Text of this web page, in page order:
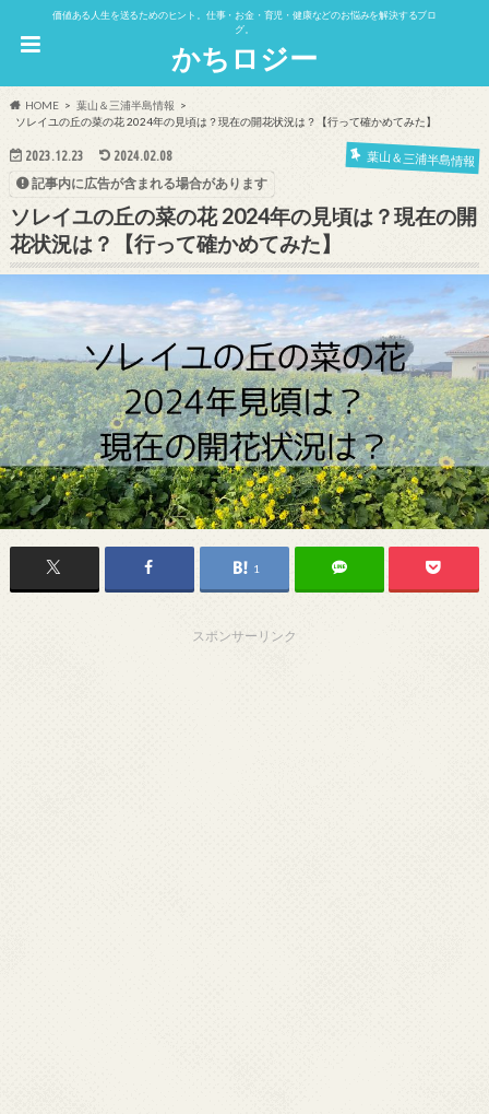
価値ある人生を送るためのヒント。仕事・お金・育児・健康などのお悩みを解決するブロ
グ。
かちロジー
HOME
葉山＆三浦半島情報
ソレイユの丘の菜の花 2024年の見頃は？現在の開花状況は？【行って確かめてみた】
2023.12.23 2024.02.08 葉山＆三浦半島情報
記事内に広告が含まれる場合があります
ソレイユの丘の菜の花 2024年の見頃は？現在の開
花状況は？【行って確かめてみた】
1
スポンサーリンク